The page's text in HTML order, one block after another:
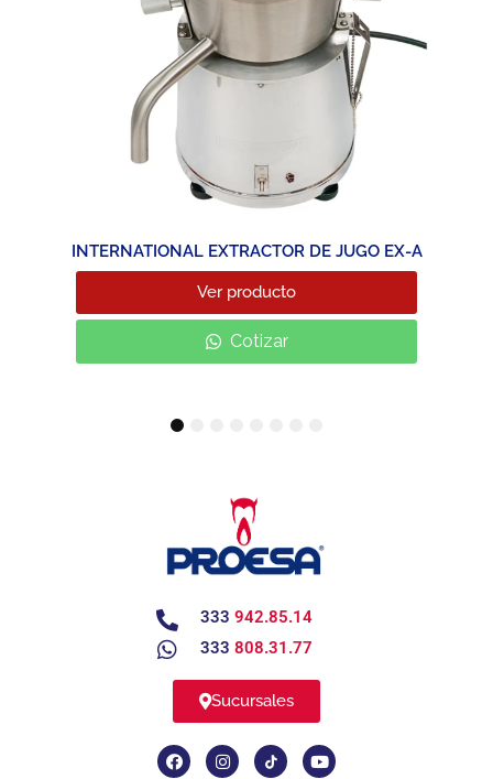
INTERNATIONAL EXTRACTOR DE JUGO EX-A
Ver producto
Cotizar
4
333 942.85.14
333 808.31.77
Sucursales